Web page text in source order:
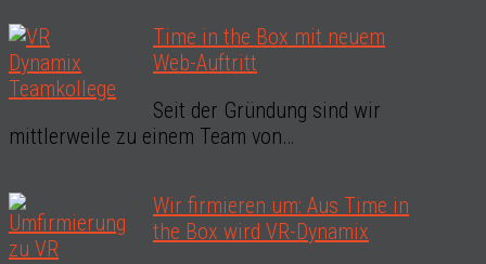
Time in the Box mit neuem
Web-Auftritt
Seit der Gründung sind wir
mittlerweile zu einem Team von…
Wir firmieren um: Aus Time in
the Box wird VR-Dynamix